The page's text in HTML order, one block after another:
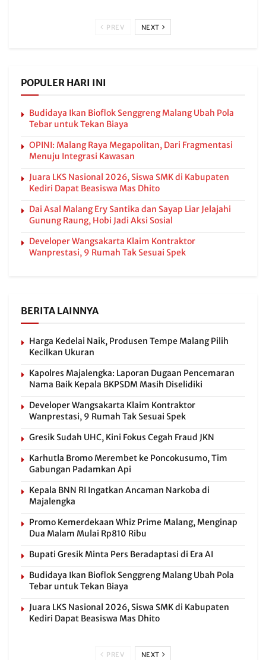
PREV NEXT
POPULER HARI INI
Budidaya Ikan Bioflok Senggreng Malang Ubah Pola
Tebar untuk Tekan Biaya
OPINI: Malang Raya Megapolitan, Dari Fragmentasi
Menuju Integrasi Kawasan
Juara LKS Nasional 2026, Siswa SMK di Kabupaten
Kediri Dapat Beasiswa Mas Dhito
Dai Asal Malang Ery Santika dan Sayap Liar Jelajahi
Gunung Raung, Hobi Jadi Aksi Sosial
Developer Wangsakarta Klaim Kontraktor
Wanprestasi, 9 Rumah Tak Sesuai Spek
BERITA LAINNYA
Harga Kedelai Naik, Produsen Tempe Malang Pilih
Kecilkan Ukuran
Kapolres Majalengka: Laporan Dugaan Pencemaran
Nama Baik Kepala BKPSDM Masih Diselidiki
Developer Wangsakarta Klaim Kontraktor
Wanprestasi, 9 Rumah Tak Sesuai Spek
Gresik Sudah UHC, Kini Fokus Cegah Fraud JKN
Karhutla Bromo Merembet ke Poncokusumo, Tim
Gabungan Padamkan Api
Kepala BNN RI Ingatkan Ancaman Narkoba di
Majalengka
Promo Kemerdekaan Whiz Prime Malang, Menginap
Dua Malam Mulai Rp810 Ribu
Bupati Gresik Minta Pers Beradaptasi di Era AI
Budidaya Ikan Bioflok Senggreng Malang Ubah Pola
Tebar untuk Tekan Biaya
Juara LKS Nasional 2026, Siswa SMK di Kabupaten
Kediri Dapat Beasiswa Mas Dhito
PREV NEXT